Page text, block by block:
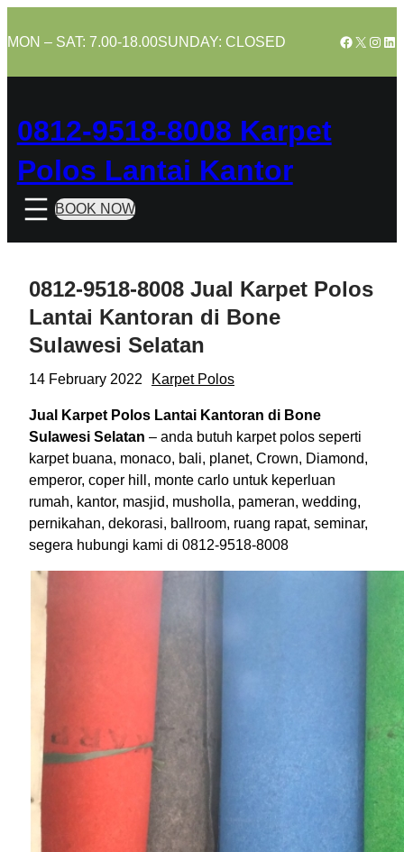
to
MON – SAT: 7.00-18.00SUNDAY: CLOSED Facebook
X
0812-9518-8008 Karpet
Polos Lantai Kantor
BOOK NOW
0812-9518-8008 Jual Karpet Polos
Lantai Kantoran di Bone
Sulawesi Selatan
14 February 2022 Karpet Polos
Jual Karpet Polos Lantai Kantoran di Bone
Sulawesi Selatan – anda butuh karpet polos seperti
karpet buana, monaco, bali, planet, Crown, Diamond,
emperor, coper hill, monte carlo untuk keperluan
rumah, kantor, masjid, musholla, pameran, wedding,
pernikahan, dekorasi, ballroom, ruang rapat, seminar,
segera hubungi kami di 0812-9518-8008